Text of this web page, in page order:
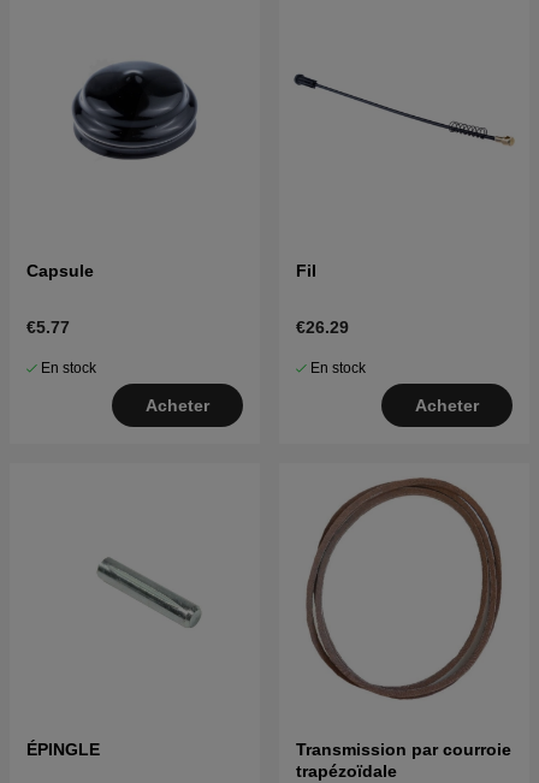
Capsule
€5.77
En stock
Acheter
Fil
€26.29
En stock
Acheter
ÉPINGLE
Transmission par courroie
trapézoïdale